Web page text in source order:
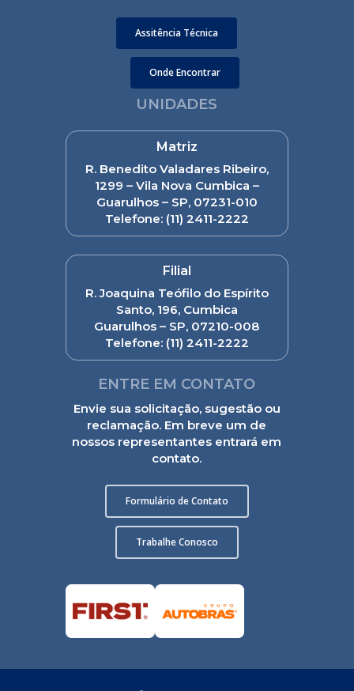
Assitência Técnica
Onde Encontrar
UNIDADES
Matriz
R. Benedito Valadares Ribeiro,
1299 – Vila Nova Cumbica –
Guarulhos – SP, 07231-010
Telefone: (11) 2411-2222
Filial
R. Joaquina Teófilo do Espírito
Santo, 196, Cumbica
Guarulhos – SP, 07210-008
Telefone:(11) 2411-2222
ENTRE EM CONTATO
Envie sua solicitação, sugestão ou
reclamação. Em breve um de
nossos representantes entrará em
contato.
Formulário de Contato
Trabalhe Conosco